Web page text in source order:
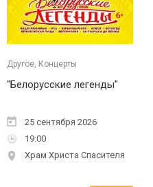
Другое, Концерты
"Белорусские легенды"
25 сентября 2026
19:00
Храм Христа Спасителя